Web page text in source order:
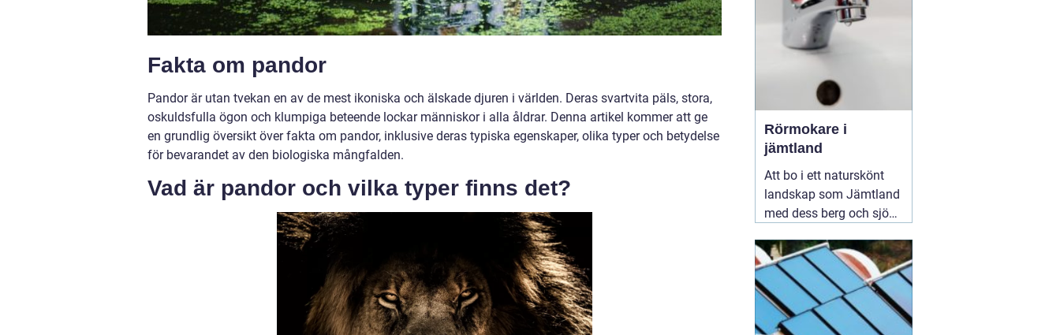
Fakta om pandor
Pandor är utan tvekan en av de mest ikoniska och älskade djuren i världen. Deras svartvita päls, stora,
oskuldsfulla ögon och klumpiga beteende lockar människor i alla åldrar. Denna artikel kommer att ge
en grundlig översikt över fakta om pandor, inklusive deras typiska egenskaper, olika typer och betydelse
för bevarandet av den biologiska mångfalden.
Vad är pandor och vilka typer finns det?
Rörmokare i
jämtland
Att bo i ett naturskönt
landskap som Jämtland
med dess berg och sjöar
Dock kan det kalla
klimatet och det
avlägsna läget innebära
utmaningar när det
kommer till vatten- och